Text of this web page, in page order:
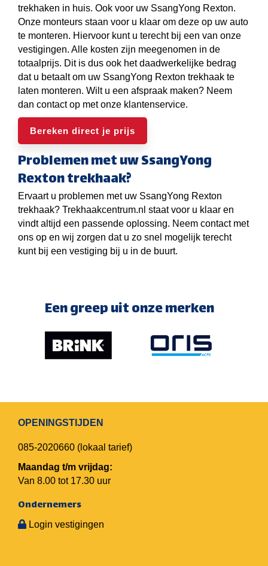
trekhaken in huis. Ook voor uw SsangYong Rexton.
Onze monteurs staan voor u klaar om deze op uw auto
te monteren. Hiervoor kunt u terecht bij een van onze
vestigingen. Alle kosten zijn meegenomen in de
totaalprijs. Dit is dus ook het daadwerkelijke bedrag
dat u betaalt om uw SsangYong Rexton trekhaak te
laten monteren. Wilt u een afspraak maken? Neem
dan contact op met onze klantenservice.
Bereken direct je prijs
Problemen met uw SsangYong
Rexton trekhaak?
Ervaart u problemen met uw SsangYong Rexton
trekhaak? Trekhaakcentrum.nl staat voor u klaar en
vindt altijd een passende oplossing. Neem contact met
ons op en wij zorgen dat u zo snel mogelijk terecht
kunt bij een vestiging bij u in de buurt.
Een greep uit onze merken
OPENINGSTIJDEN
085-2020660 (lokaal tarief)
Maandag t/m vrijdag:
Van 8.00 tot 17.30 uur
Ondernemers
Login vestigingen